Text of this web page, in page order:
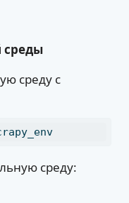
среды
среду с
среду: